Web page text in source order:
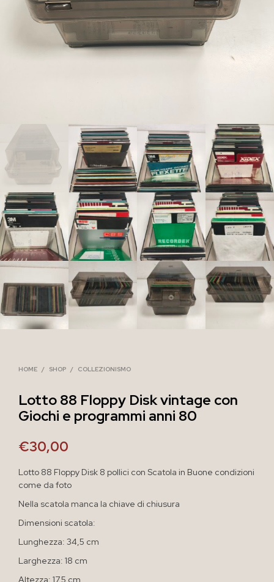
HOME / SHOP / COLLEZIONISMO
Lotto 88 Floppy Disk vintage con
Giochi e programmi anni 80
€30,00
Lotto 88 Floppy Disk 8 pollici con Scatola in Buone condizioni
come da foto
Nella scatola manca la chiave di chiusura
Dimensioni scatola:
Lunghezza: 34,5 cm
Larghezza: 18 cm
Altezza: 17,5 cm